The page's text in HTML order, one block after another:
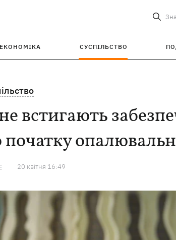
ЕКОНОМІКА СУСПІЛЬСТВО
встигають
20 квiтня 16:49